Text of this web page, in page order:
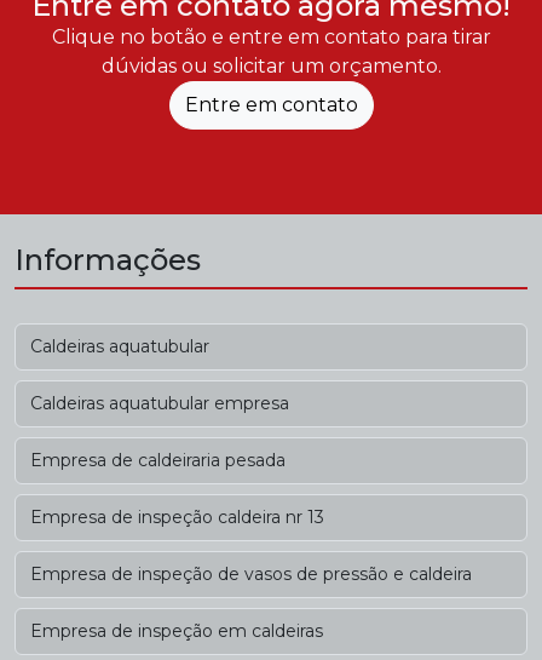
Clique no botão e entre em contato para tirar
dúvidas ou solicitar um orçamento.
Entre em contato
Informações
Caldeiras aquatubular
Caldeiras aquatubular empresa
Empresa de caldeiraria pesada
Empresa de inspeção caldeira nr 13
Empresa de inspeção de vasos de pressão e caldeira
Empresa de inspeção em caldeiras